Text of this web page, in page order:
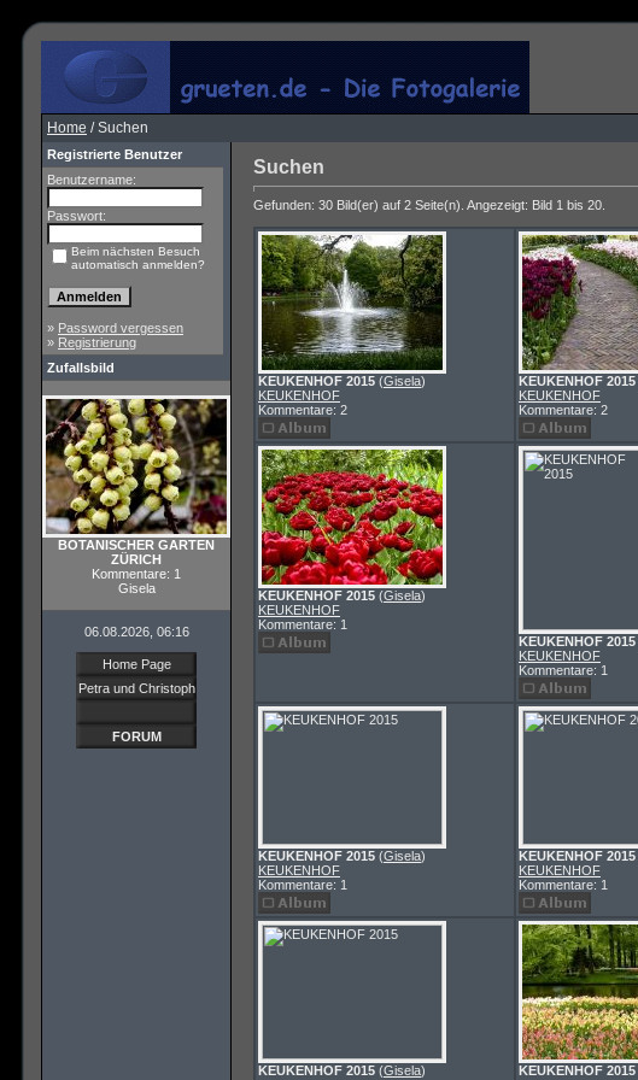
Home / Suchen
Registrierte Benutzer
Benutzername:
Passwort:
Beim nächsten Besuch
automatisch anmelden?
» Password vergessen
» Registrierung
Zufallsbild
BOTANISCHER GARTEN
ZÜRICH
Kommentare: 1
Gisela
06.08.2026, 06:16
Home Page
Petra und Christoph
FORUM
Suchen
Gefunden: 30 Bild(er) auf 2 Seite(n). Angezeigt: Bild 1 bis 20.
KEUKENHOF 2015 (Gisela)
KEUKENHOF
Kommentare: 2
KEUKENHOF 2015
KEUKENHOF
Kommentare: 2
KEUKENHOF 2015 (Gisela)
KEUKENHOF
Kommentare: 1
KEUKENHOF 2015
KEUKENHOF
Kommentare: 1
KEUKENHOF 2015 (Gisela)
KEUKENHOF
Kommentare: 1
KEUKENHOF 2015
KEUKENHOF
Kommentare: 1
KEUKENHOF 2015 (Gisela)
KEUKENHOF 2015